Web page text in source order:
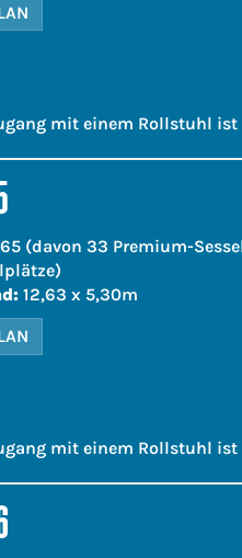
mit einem Rollstuhl
(davon 33 Premium-
12,63 x 5,30m
mit einem Rollstuhl